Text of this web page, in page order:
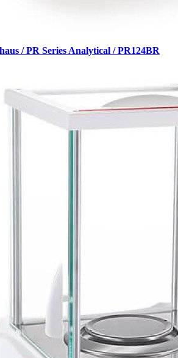
/ PR Series Analytical / PR124BR